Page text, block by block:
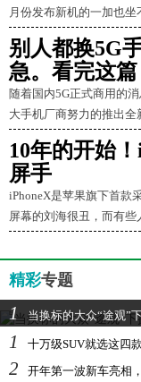
月份发布新机的一加也
别人都换5G
急。看完这篇
随着国内5G正式商用的
大手机厂商努力的推出全
10年的开始
屏手
iPhoneX是苹果旗下首款
屏幕的刘海很丑，而有些
精彩专题
1 当换标的大众“途观”
1 十万级SUV就选这四款
2 开年第一波新车亮相